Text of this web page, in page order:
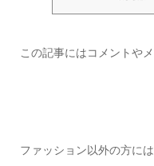
品を扱って
この記事にはコメントや
ファッション以外の方に